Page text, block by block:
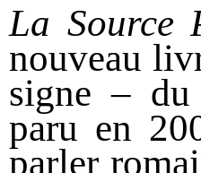
La Source
nouveau
signe – du
paru en
parler